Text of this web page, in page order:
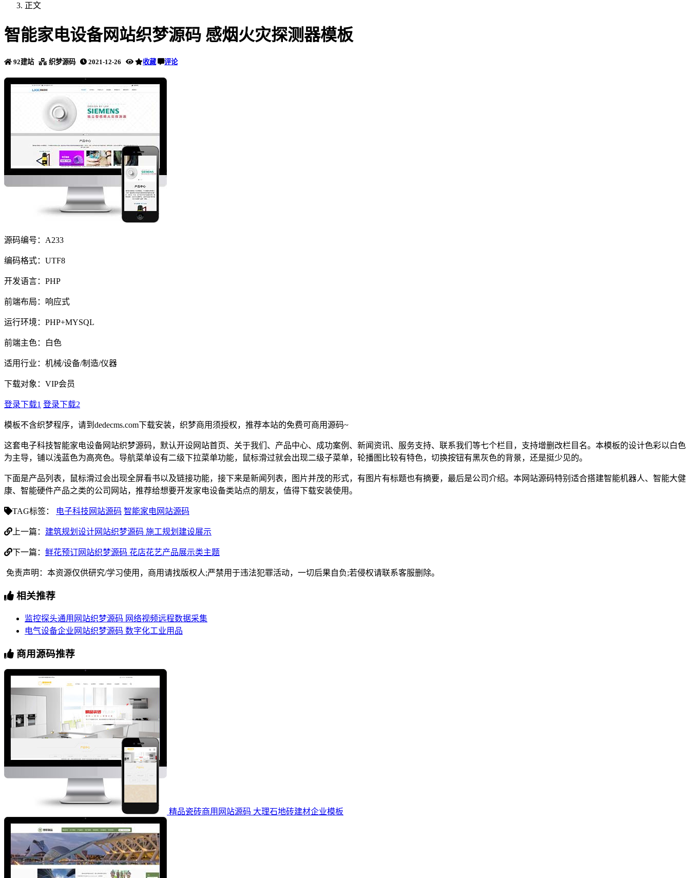
正文
智能家电设备网站织梦源码 感烟火灾探测器模板
92建站 织梦源码 2021-12-26 收藏 评论
源码编号：A233
编码格式：UTF8
开发语言：PHP
前端布局：响应式
运行环境：PHP+MYSQL
前端主色：白色
适用行业：机械/设备/制造/仪器
下载对象：VIP会员
登录下载1 登录下载2
模板不含织梦程序，请到dedecms.com下载安装，织梦商用须授权，推荐本站的免费可商用源码~
这套电子科技智能家电设备网站织梦源码，默认开设网站首页、关于我们、产品中心、成功案例、新闻资讯、服务支持、联系我们等七个栏目，支持增删改栏目名。本模板的设计色彩以白色
为主导，铺以浅蓝色为高亮色。导航菜单设有二级下拉菜单功能，鼠标滑过就会出现二级子菜单，轮播图比较有特色，切换按钮有黑灰色的背景，还是挺少见的。
下面是产品列表，鼠标滑过会出现全屏看书以及链接功能，接下来是新闻列表，图片并茂的形式，有图片有标题也有摘要，最后是公司介绍。本网站源码特别适合搭建智能机器人、智能大健
康、智能硬件产品之类的公司网站，推荐给想要开发家电设备类站点的朋友，值得下载安装使用。
TAG标签： 电子科技网站源码 智能家电网站源码
上一篇： 建筑规划设计网站织梦源码 施工规划建设展示
下一篇： 鲜花预订网站织梦源码 花店花艺产品展示类主题
免责声明：本资源仅供研究/学习使用，商用请找版权人;严禁用于违法犯罪活动，一切后果自负;若侵权请联系客服删除。
相关推荐
监控探头通用网站织梦源码 网络视频远程数据采集
电气设备企业网站织梦源码 数字化工业用品
商用源码推荐
精品瓷砖商用网站源码 大理石地砖建材企业模板